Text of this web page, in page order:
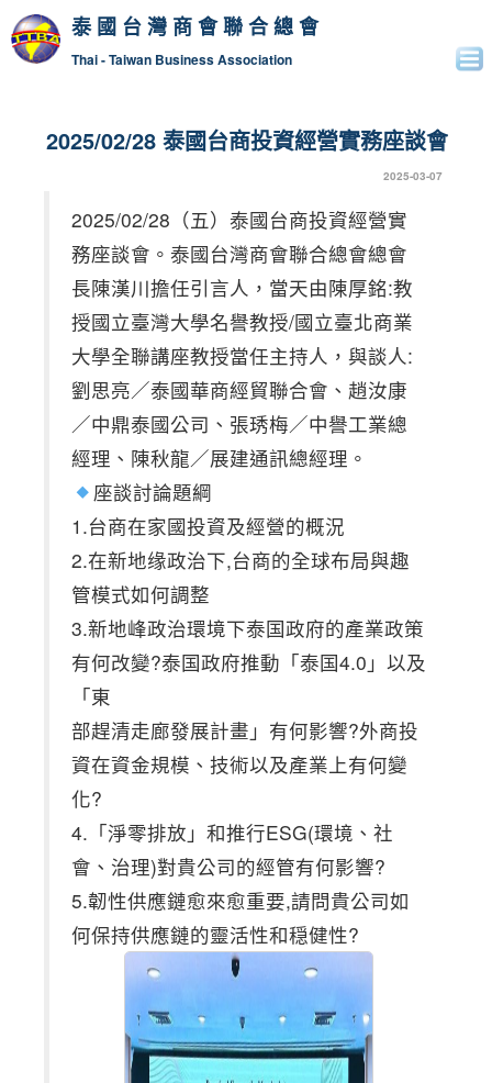
泰國台灣商會聯合總會
Thai - Taiwan Business Association
2025/02/28 泰國台商投資經營實務座談會
2025-03-07
2025/02/28（五）泰國台商投資經營實
務座談會。泰國台灣商會聯合總會總會
長陳漢川擔任引言人，當天由陳厚銘:教
授國立臺灣大學名譽教授/國立臺北商業
大學全聯講座教授當任主持人，與談人:
劉思亮／泰國華商經貿聯合會、趙汝康
／中鼎泰國公司、張琇梅／中譽工業總
經理、陳秋龍／展建通訊總經理。
座談討論題綱
1.台商在家國投資及經營的概況
2.在新地缘政治下,台商的全球布局與趣
管模式如何調整
3.新地峰政治環境下泰国政府的產業政策
有何改變?泰国政府推動「泰国4.0」以及
「東
部趕清走廊發展計畫」有何影響?外商投
資在資金規模、技術以及產業上有何變
化?
4.「淨零排放」和推行ESG(環境、社
會、治理)對貴公司的經管有何影響?
5.韌性供應鏈愈來愈重要,請問貴公司如
何保持供應鏈的靈活性和穏健性?